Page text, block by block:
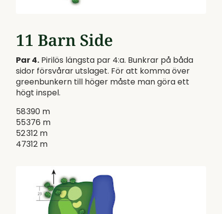
11 Barn Side
Par 4. Pirilös längsta par 4:a. Bunkrar på båda
sidor försvårar utslaget. För att komma över
greenbunkern till höger måste man göra ett
högt inspel.
58390 m
55376 m
52312 m
47312 m